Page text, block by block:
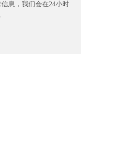
息，我们会在24小时